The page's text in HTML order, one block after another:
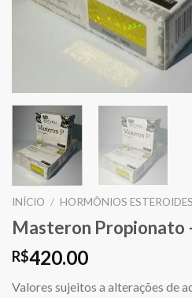
INÍCIO / HORMÔNIOS ESTEROIDES
Masteron Propionato
R$420.00
Valores sujeitos a alterações de